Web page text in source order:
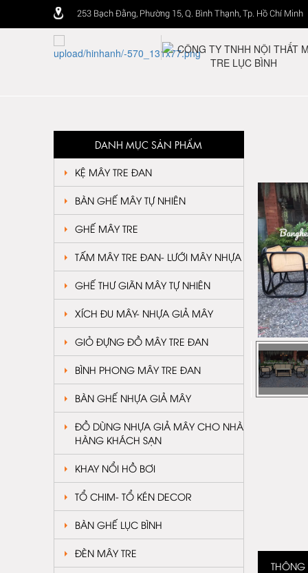
253 Bạch Đằng, Phường 15, Q. Bình Thạnh, Tp. Hồ Chí Minh
DANH MỤC SẢN PHẨM
KỆ MÂY TRE ĐAN
BÀN GHẾ MÂY TỰ NHIÊN
GHẾ MÂY TRE
TẤM MÂY TRE ĐAN- LƯỚI MÂY NHỰA
GHẾ THƯ GIÃN MÂY TỰ NHIÊN
XÍCH ĐU MÂY- NHỰA GIẢ MÂY
GIỎ ĐỰNG ĐỒ MÂY TRE ĐAN
BÌNH PHONG MÂY TRE ĐAN
BÀN GHẾ NHỰA GIẢ MÂY
ĐỒ DÙNG NHỰA GIẢ MÂY CHO NHÀ
HÀNG KHÁCH SẠN
KHAY NỔI HỒ BƠI
TỔ CHIM- TỔ KÉN DECOR
BÀN GHẾ LỤC BÌNH
ĐÈN MÂY TRE
THÔNG